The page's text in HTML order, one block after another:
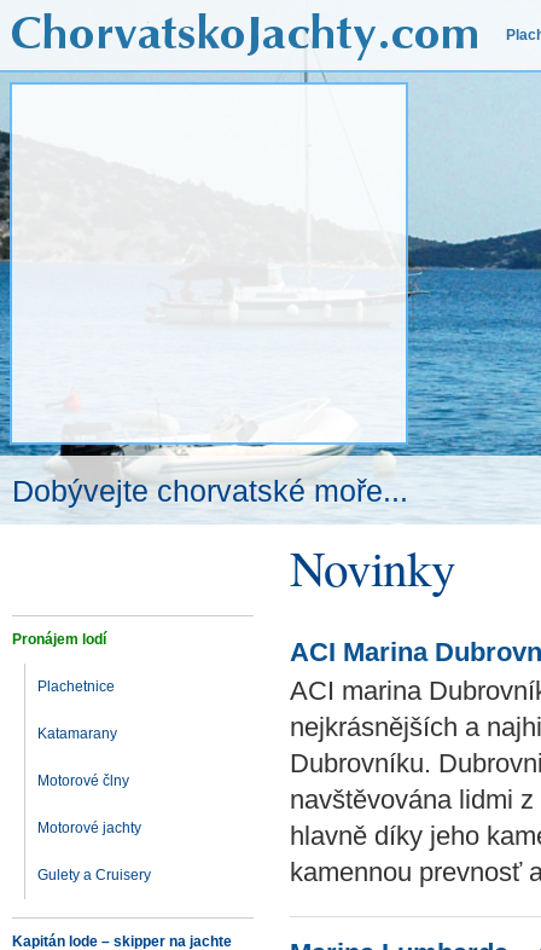
Dobývejte chorvatské moře...
Novinky
Pronájem lodí
Plachetnice
Katamarany
Motorové člny
Motorové jachty
Gulety a Cruisery
Kapitán lode – skipper na jachte
ACI Marina
ACI marina
nejkrásnějších a
Dubrovníku.
navštěvována lidmi
hlavně díky jeho
kamennou prevnosť